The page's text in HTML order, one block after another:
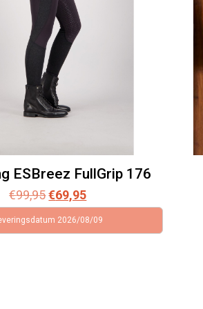
ESBreez FullGrip 176
€99,95Oorspronkelijke
prijs
€69,95Huidige
prijs
is:
2026/08/09